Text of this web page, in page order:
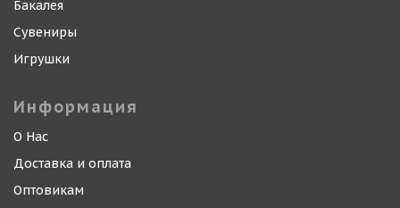
Бакалея
Сувениры
Игрушки
Информация
О Нас
Доставка и оплата
Оптовикам